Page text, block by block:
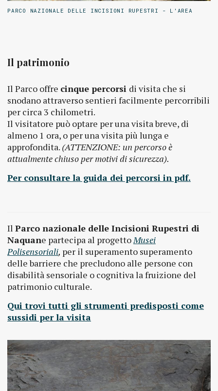
PARCO NAZIONALE DELLE INCISIONI RUPESTRI - L'AREA
Il patrimonio
Il Parco offre cinque percorsi di visita che si
snodano attraverso sentieri facilmente percorribili
per circa 3 chilometri.
Il visitatore può optare per una visita breve, di
almeno 1 ora, o per una visita più lunga e
approfondita. (ATTENZIONE: un percorso è
attualmente chiuso per motivi di sicurezza).
Per consultare la guida dei percorsi in pdf.
Il Parco nazionale delle Incisioni Rupestri di
Naquane partecipa al progettoMusei
Polisensoriali, per il superamento superamento
delle barriere che precludono alle persone con
disabilità sensoriale o cognitiva la fruizione del
patrimonio culturale.
Qui trovi tutti gli strumenti predisposti come
sussidi per la visita